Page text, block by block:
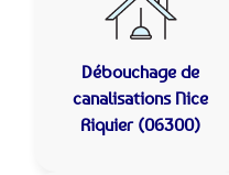
Débouchage de
canalisations Nice
Riquier (06300)